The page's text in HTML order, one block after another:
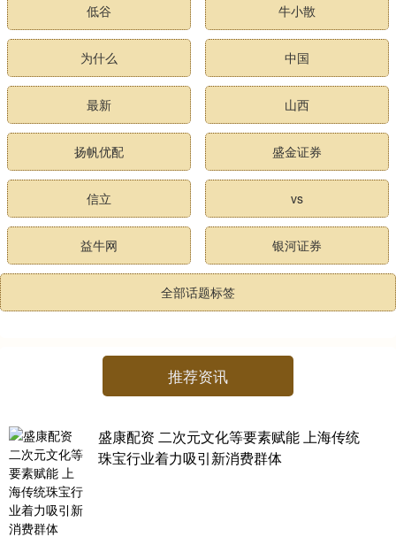
低谷 牛小散
为什么 中国
最新 山西
扬帆优配 盛金证券
信立 vs
益牛网 银河证券
全部话题标签
推荐资讯
盛康配资 二次元文化等要素赋能 上海传统
珠宝行业着力吸引新消费群体